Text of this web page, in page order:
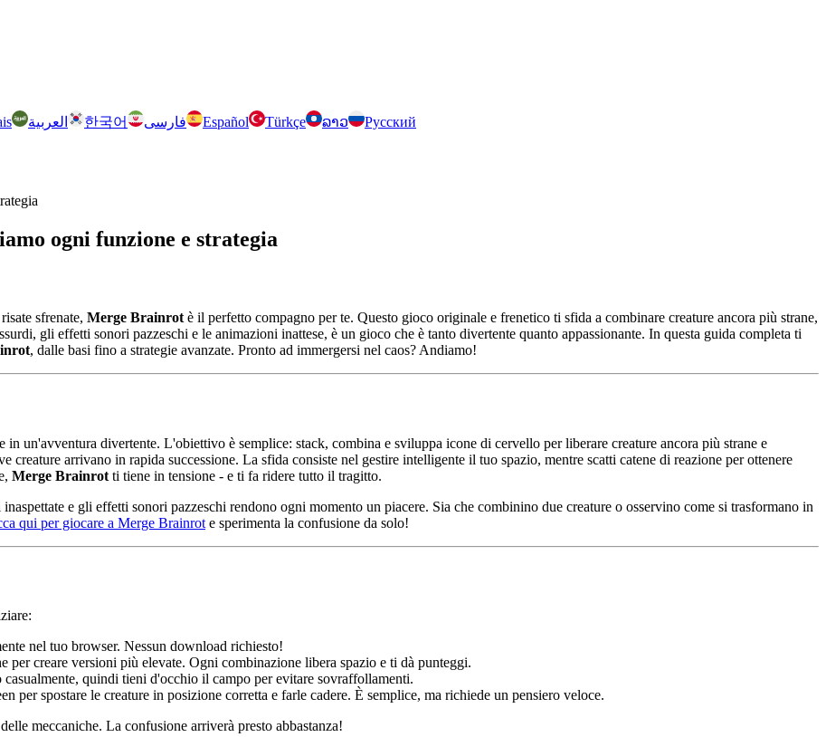
العربية 한국어 فارسی Español Türkçe ລາວ Русский
ogni funzione e strategia
sfrenate, Merge Brainrot è il perfetto compagno per te. Questo gioco originale e frenetico ti sfida a combinare creature ancora più strane,
gli effetti sonori pazzeschi e le animazioni inattese, è un gioco che è tanto divertente quanto appassionante. In questa guida completa ti
, dalle basi fino a strategie avanzate. Pronto ad immergersi nel caos? Andiamo!
in un'avventura divertente. L'obiettivo è semplice: stack, combina e sviluppa icone di cervello per liberare creature ancora più strane e
arrivano in rapida successione. La sfida consiste nel gestire intelligente il tuo spazio, mentre scatti catene di reazione per ottenere
Merge Brainrot ti tiene in tensione - e ti fa ridere tutto il tragitto.
e gli effetti sonori pazzeschi rendono ogni momento un piacere. Sia che combinino due creature o osservino come si trasformano in
qui per giocare a Merge Brainrot e sperimenta la confusione da solo!
nel tuo browser. Nessun download richiesto!
per creare versioni più elevate. Ogni combinazione libera spazio e ti dà punteggi.
casualmente, quindi tieni d'occhio il campo per evitare sovraffollamenti.
per spostare le creature in posizione corretta e farle cadere. È semplice, ma richiede un pensiero veloce.
meccaniche. La confusione arriverà presto abbastanza!